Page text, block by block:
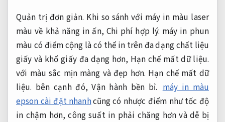
Quản trị đơn giản. Khi so sánh với máy in màu laser
màu về khả năng in ấn, Chi phí hợp lý. máy in phun
màu có điểm cộng là có thể in trên đa dạng chất liệu
giấy và khổ giấy đa dạng hơn, Hạn chế mất dữ liệu.
với màu sắc mịn màng và đẹp hơn. Hạn chế mất dữ
liệu. bên cạnh đó,Vận hành bền bỉ. máy in màu
epson cài đặt nhanhcũng có nhược điểm như tốc độ
in chậm hơn, công suất in phải chăng hơn và dễ bị